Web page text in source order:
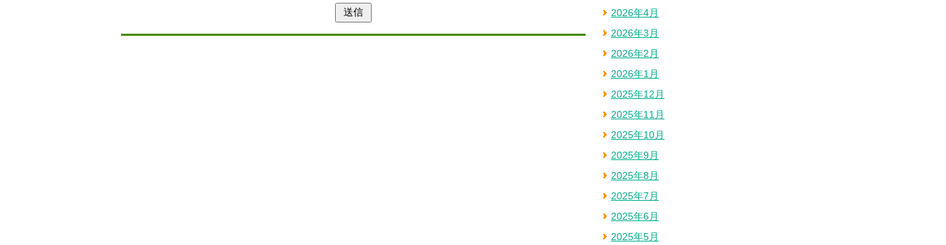
2026年4月
2026年3月
2026年2月
2026年1月
2025年12月
2025年11月
2025年10月
2025年9月
2025年8月
2025年7月
2025年6月
2025年5月